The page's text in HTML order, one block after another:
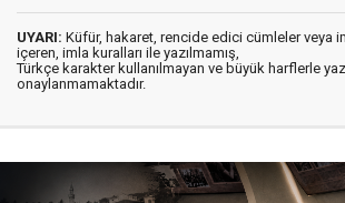
UYARI: Küfür, hakaret, rencide edici cümleler veya
içeren, imla kuralları ile yazılmamış,
Türkçe karakter kullanılmayan ve büyük harflerle
onaylanmamaktadır.